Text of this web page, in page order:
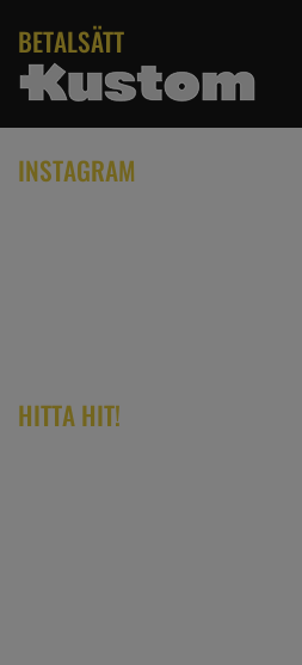
BETALSÄTT
INSTAGRAM
HITTA HIT!